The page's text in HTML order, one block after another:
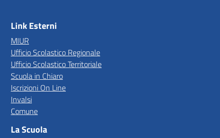
Link Esterni
MIUR
Ufficio Scolastico Regionale
Ufficio Scolastico Territoriale
Scuola in Chiaro
Iscrizioni On Line
Invalsi
Comune
La Scuola